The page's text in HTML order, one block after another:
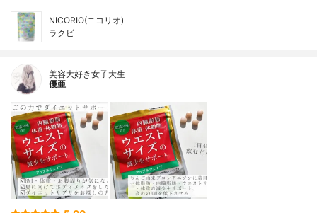
NICORIO(ニコリオ)
ラクビ
美容大好き女子大生
優亜